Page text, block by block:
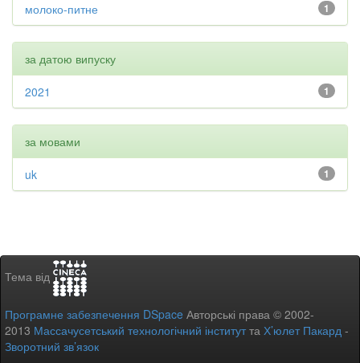
1
молоко-питне
за датою випуску
1
2021
за мовами
1
uk
Тема від
Програмне забезпечення DSpace Авторські права © 2002-
2013 Массачусетський технологічний інститутта Х’юлет Пакард -
Зворотний зв’язок